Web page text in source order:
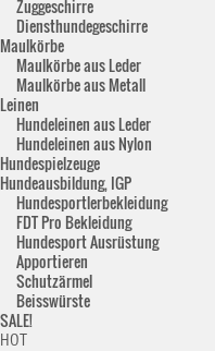
Zuggeschirre
Diensthundegeschirre
Maulkörbe
Maulkörbe aus Leder
Maulkörbe aus Metall
Leinen
Hundeleinen aus Leder
Hundeleinen aus Nylon
Hundespielzeuge
Hundeausbildung, IGP
Hundesportlerbekleidung
FDT Pro Bekleidung
Hundesport Ausrüstung
Apportieren
Schutzärmel
Beisswürste
SALE!
HOT